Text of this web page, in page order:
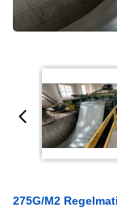
275G/M2